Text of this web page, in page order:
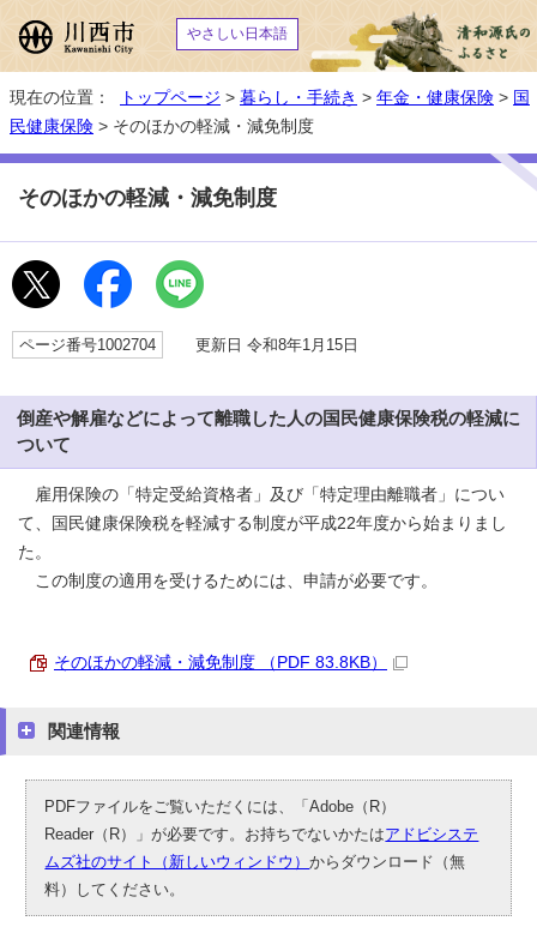
やさしい日本語
現在の位置： トップページ > 暮らし・手続き > 年金・健康保険 > 国
民健康保険 > そのほかの軽減・減免制度
そのほかの軽減・減免制度
ページ番号1002704 更新日 令和8年1月15日
倒産や解雇などによって離職した人の国民健康保険税の軽減に
ついて
雇用保険の「特定受給資格者」及び「特定理由離職者」につい
て、国民健康保険税を軽減する制度が平成22年度から始まりまし
た。
この制度の適用を受けるためには、申請が必要です。
そのほかの軽減・減免制度 （PDF 83.8KB）
関連情報
PDFファイルをご覧いただくには、「Adobe（R）
Reader（R）」が必要です。お持ちでないかたはアドビシステ
ムズ社のサイト（新しいウィンドウ）からダウンロード（無
料）してください。